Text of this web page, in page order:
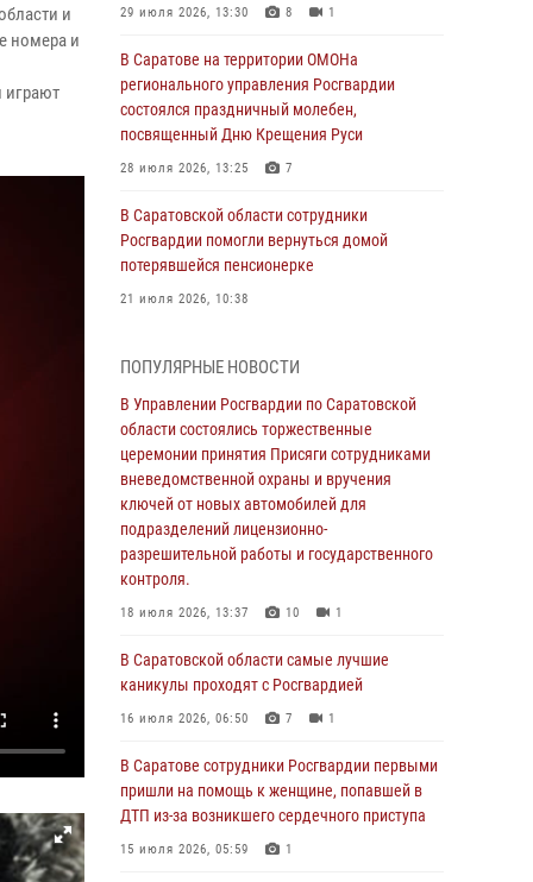
и
номера и
играют
29 июля 2026, 13:30 8 1
В Саратове на территории ОМОНа
регионального управления Росгвардии
состоялся праздничный молебен,
посвященный Дню Крещения Руси
28 июля 2026, 13:25 7
В Саратовской области сотрудники
Росгвардии помогли вернуться домой
потерявшейся пенсионерке
21 июля 2026, 10:38
области состоялись торжественные
церемонии принятия Присяги сотрудниками
вневедомственной охраны и вручения
ключей от новых автомобилей для
подразделений лицензионно-
разрешительной работы и государственного
18 июля 2026, 13:37 10 1
В Саратовской области самые лучшие
16 июля 2026, 06:50 7 1
В Саратове сотрудники Росгвардии первыми
ДТП из-за возникшего сердечного приступа
15 июля 2026, 05:59 1
В Саратове продолжается масштабная
ПОПУЛЯРНЫЕ НОВОСТИ
В Управлении Росгвардии по Саратовской
области состоялись торжественные
церемонии принятия Присяги сотрудниками
вневедомственной охраны и вручения
ключей от новых автомобилей для
подразделений лицензионно-
разрешительной работы и государственного
контроля.
18 июля 2026, 13:37 10 1
В Саратовской области самые лучшие
каникулы проходят с Росгвардией
16 июля 2026, 06:50 7 1
В Саратове сотрудники Росгвардии первыми
пришли на помощь к женщине, попавшей в
ДТП из-за возникшего сердечного приступа
15 июля 2026, 05:59 1